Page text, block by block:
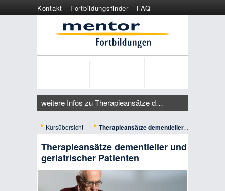
Kontakt Fortbildungsfinder
FAQ
Online anmelden
Wertgutschein
weitere Infos zu Therapieansätze dementieller und geriatrischer Patienten
Kursübersicht Therapieansätze dementieller und geriatrischer Patienten
Therapieansätze dementieller und
geriatrischer Patienten